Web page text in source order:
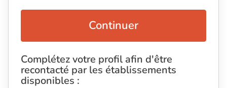
Continuer
Complétez votre profil afin d'être
recontacté par les établissements
disponibles :